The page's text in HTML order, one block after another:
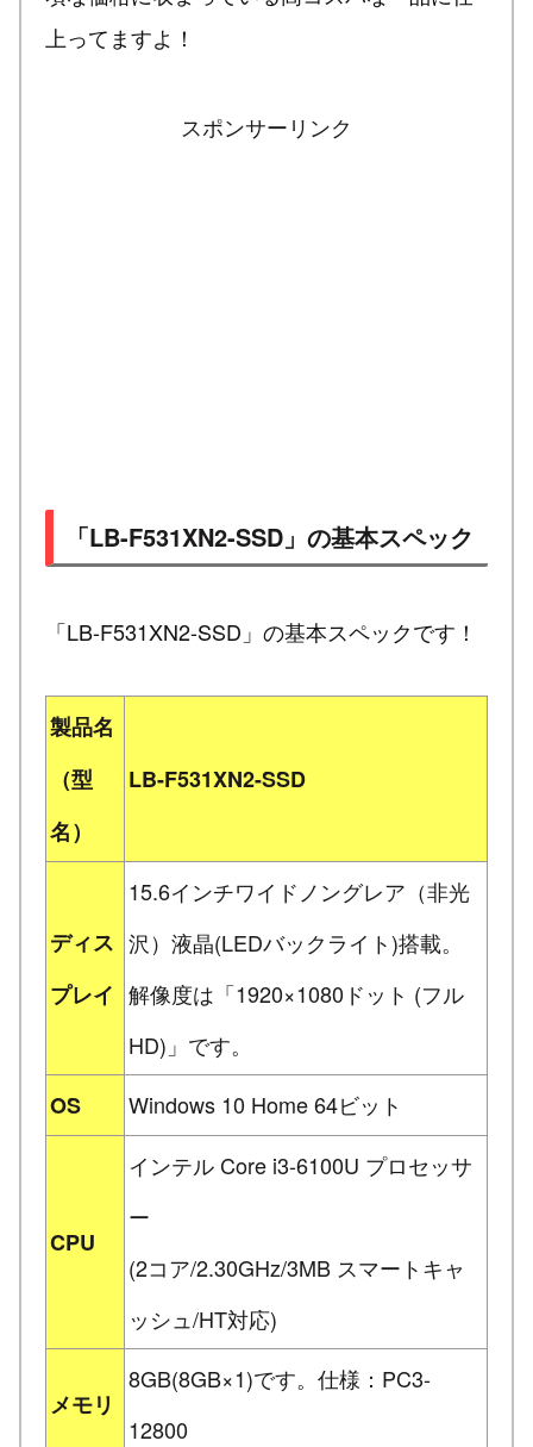
上ってますよ！
スポンサーリンク
「LB-F531XN2-SSD」の基本スペック
「LB-F531XN2-SSD」の基本スペックです！
製品名
（型
名）
LB-F531XN2-SSD
ディス
プレイ
15.6インチワイドノングレア（非光
沢）液晶(LEDバックライト)搭載。
解像度は「1920×1080ドット (フル
HD)」です。
OS
Windows 10 Home 64ビット
CPU
インテル Core i3-6100U プロセッサ
ー
(2コア/2.30GHz/3MB スマートキャ
ッシュ/HT対応)
メモリ
8GB(8GB×1)です。仕様：PC3-
12800